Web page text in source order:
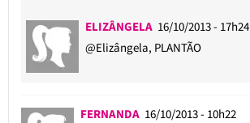
ELIZÂNGELA 16/10/2013 - 17h24
@Elizângela, PLANTÃO
FERNANDA 16/10/2013 - 10h22